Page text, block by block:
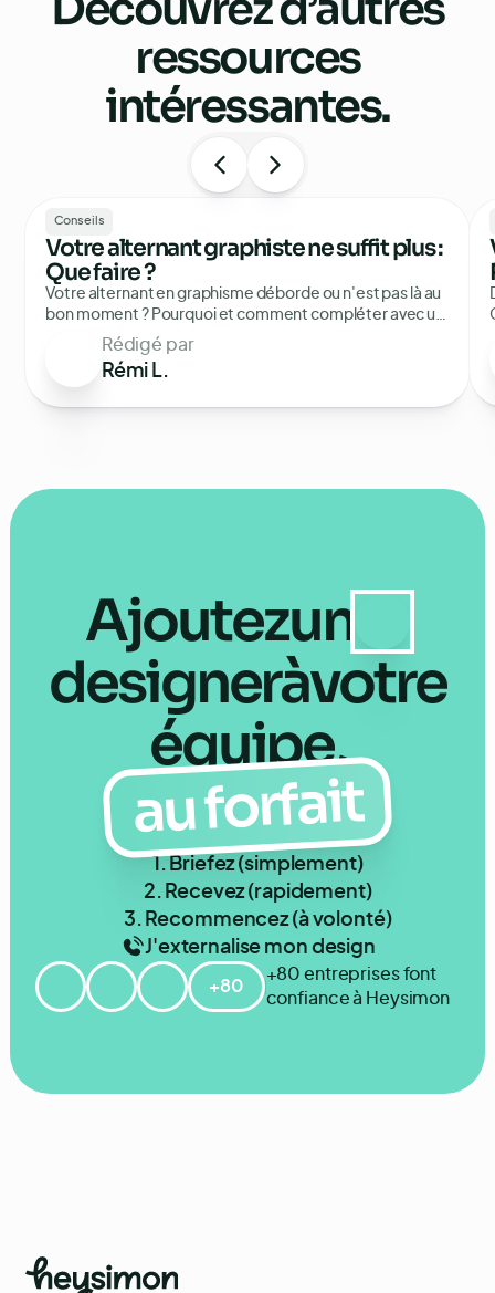
ressources
intéressantes.
Conseils
Votre alternant graphiste ne suffit plus :
Que faire ?
Votre alternant en graphisme déborde ou n'est pas là au
bon moment ? Pourquoi et comment compléter avec un
design externalisé, sans recruter.
Rédigé par
Rémi L.
Ajoutezun
designeràvotre
équipe,
au forfait
1. Briefez (simplement)
2. Recevez (rapidement)
3. Recommencez (à volonté)
J'externalise mon design
+80
+80 entreprises font
confiance à Heysimon